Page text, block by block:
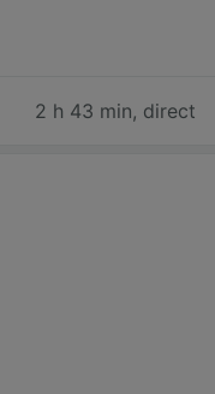
2 h 43 min, direct